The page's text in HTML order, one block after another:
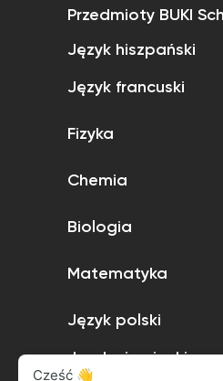
Przedmioty BUKI
Język hiszpański
Język francuski
Fizyka
Chemia
Biologia
Matematyka
Język polski
Język niemiecki